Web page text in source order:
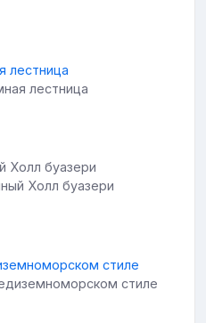
лестница
Холл буазери
стиле